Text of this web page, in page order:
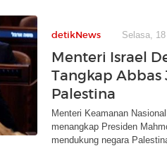
detikNews Selasa,
Menteri Israel
Tangkap Abbas
Palestina
Menteri Keamanan
menangkap Presiden
mendukung negara